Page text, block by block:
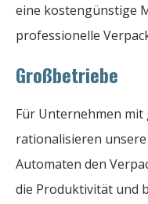
eine kostengünstige
professionelle
Großbetriebe
Für Unternehmen
rationalisieren
Automaten den
die Produktivität und